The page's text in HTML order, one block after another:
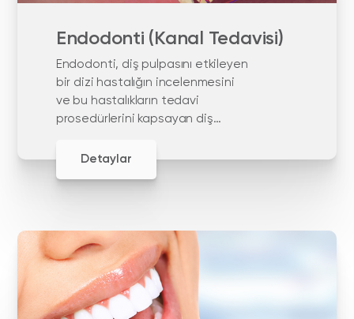
Endodonti (Kanal Tedavisi)
Endodonti, diş pulpasını etkileyen
bir dizi hastalığın incelenmesini
ve bu hastalıkların tedavi
prosedürlerini kapsayan diş
Detaylar